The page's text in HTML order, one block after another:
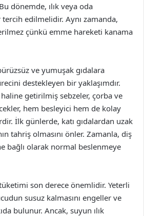
dönemde, ılık veya oda
tercih edilmelidir. Aynı zamanda,
çünkü emme hareketi kanama
ve yumuşak gıdalara
destekleyen bir yaklaşımdır.
getirilmiş sebzeler, çorba ve
hem besleyici hem de kolay
İlk günlerde, katı gıdalardan uzak
tahriş olmasını önler. Zamanla, diş
bağlı olarak normal beslenmeye
son derece önemlidir. Yeterli
susuz kalmasını engeller ve
bulunur. Ancak, suyun ılık